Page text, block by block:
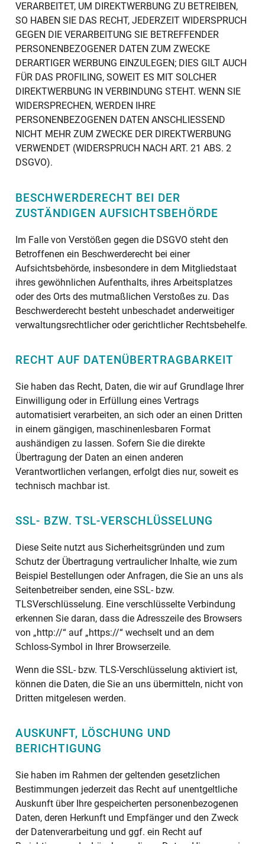
VERARBEITET, UM DIREKTWERBUNG ZU BETREIBEN,
SO HABEN SIE DAS RECHT, JEDERZEIT WIDERSPRUCH
GEGEN DIE VERARBEITUNG SIE BETREFFENDER
PERSONENBEZOGENER DATEN ZUM ZWECKE
DERARTIGER WERBUNG EINZULEGEN; DIES GILT AUCH
FÜR DAS PROFILING, SOWEIT ES MIT SOLCHER
DIREKTWERBUNG IN VERBINDUNG STEHT. WENN SIE
WIDERSPRECHEN, WERDEN IHRE
PERSONENBEZOGENEN DATEN ANSCHLIESSEND
NICHT MEHR ZUM ZWECKE DER DIREKTWERBUNG
VERWENDET (WIDERSPRUCH NACH ART. 21 ABS. 2
DSGVO).
BESCHWERDERECHT BEI DER
ZUSTÄNDIGEN AUFSICHTSBEHÖRDE
Im Falle von Verstößen gegen die DSGVO steht den
Betroffenen ein Beschwerderecht bei einer
Aufsichtsbehörde, insbesondere in dem Mitgliedstaat
ihres gewöhnlichen Aufenthalts, ihres Arbeitsplatzes
oder des Orts des mutmaßlichen Verstoßes zu. Das
Beschwerderecht besteht unbeschadet anderweitiger
verwaltungsrechtlicher oder gerichtlicher Rechtsbehelfe.
RECHT AUF DATENÜBERTRAGBARKEIT
Sie haben das Recht, Daten, die wir auf Grundlage Ihrer
Einwilligung oder in Erfüllung eines Vertrags
automatisiert verarbeiten, an sich oder an einen Dritten
in einem gängigen, maschinenlesbaren Format
aushändigen zu lassen. Sofern Sie die direkte
Übertragung der Daten an einen anderen
Verantwortlichen verlangen, erfolgt dies nur, soweit es
technisch machbar ist.
SSL- BZW. TSL-VERSCHLÜSSELUNG
Diese Seite nutzt aus Sicherheitsgründen und zum
Schutz der Übertragung vertraulicher Inhalte, wie zum
Beispiel Bestellungen oder Anfragen, die Sie an uns als
Seitenbetreiber senden, eine SSL- bzw.
TLSVerschlüsselung. Eine verschlüsselte Verbindung
erkennen Sie daran, dass die Adresszeile des Browsers
von „http://“ auf „https://“ wechselt und an dem
Schloss-Symbol in Ihrer Browserzeile.
Wenn die SSL- bzw. TLS-Verschlüsselung aktiviert ist,
können die Daten, die Sie an uns übermitteln, nicht von
Dritten mitgelesen werden.
AUSKUNFT, LÖSCHUNG UND
BERICHTIGUNG
Sie haben im Rahmen der geltenden gesetzlichen
Bestimmungen jederzeit das Recht auf unentgeltliche
Auskunft über Ihre gespeicherten personenbezogenen
Daten, deren Herkunft und Empfänger und den Zweck
der Datenverarbeitung und ggf. ein Recht auf